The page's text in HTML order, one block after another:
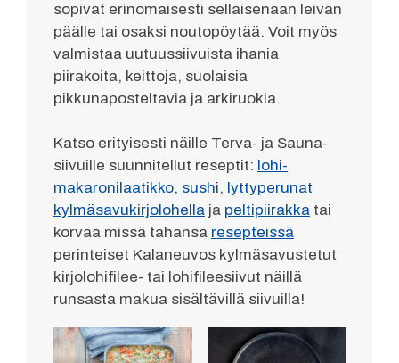
sopivat erinomaisesti sellaisenaan leivän
päälle tai osaksi noutopöytää. Voit myös
valmistaa uutuussiivuista ihania
piirakoita, keittoja, suolaisia
pikkunaposteltavia ja arkiruokia.
Katso erityisesti näille Terva- ja Sauna-
siivuille suunnitellut reseptit: lohi-
makaronilaatikko, sushi, lyttyperunat
kylmäsavukirjolohella ja peltipiirakka tai
korvaa missä tahansa resepteissä
perinteiset Kalaneuvos kylmäsavustetut
kirjolohifilee- tai lohifileesiivut näillä
runsasta makua sisältävillä siivuilla!